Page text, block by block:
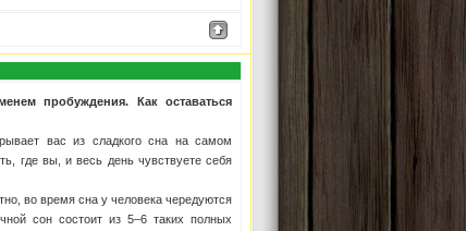
пробуждения. Как оставаться
вас из сладкого сна на самом
где вы, и весь день чувствуете себя
во время сна у человека чередуются
сон состоит из 5–6 таких полных